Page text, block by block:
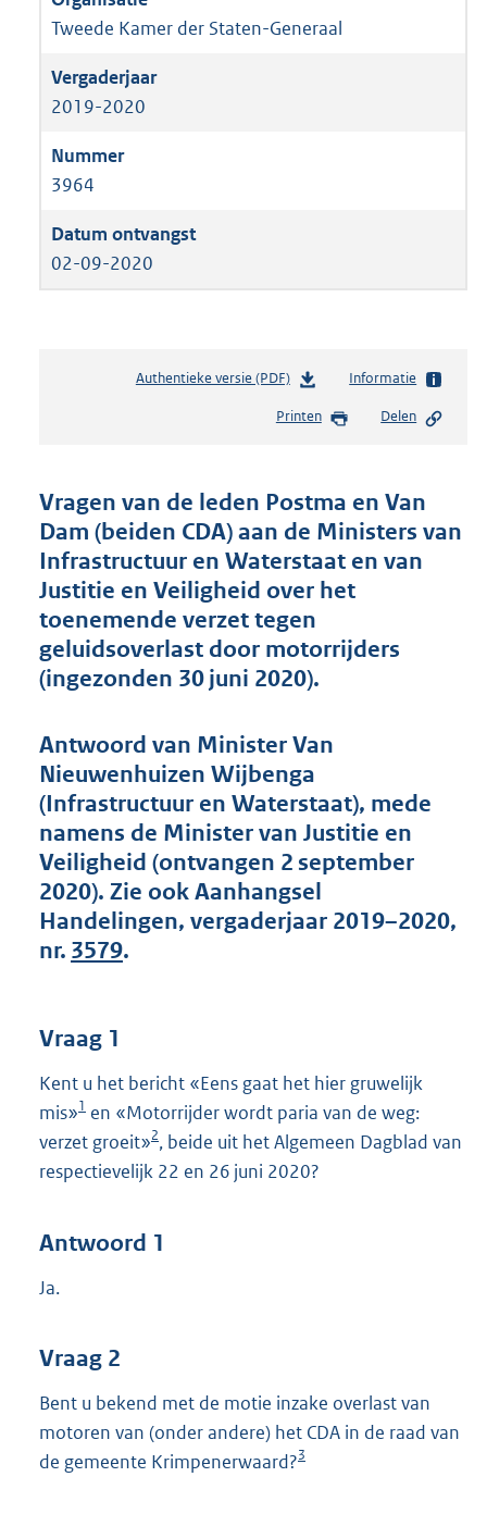
Tweede Kamer der Staten-Generaal
2019-2020
3964
02-09-2020
Authentieke versie (PDF)b
s
d
s
g
r
o
t
t
6
0
K
b
Informatie
Printen Delen
Vragen van de leden Postma en Van
Dam (beiden CDA) aan de Ministers van
Infrastructuur en Waterstaat en van
Justitie en Veiligheid over het
toenemende verzet tegen
geluidsoverlast door motorrijders
(ingezonden 30 juni 2020).
Antwoord van Minister Van
Nieuwenhuizen Wijbenga
(Infrastructuur en Waterstaat), mede
namens de Minister van Justitie en
Veiligheid (ontvangen 2 september
2020). Zie ook Aanhangsel
Handelingen, vergaderjaar 2019–2020,
nr. 3579.
Vraag 1
Kent u het bericht «Eens gaat het hier gruwelijk
mis»1 en «Motorrijder wordt paria van de weg:
verzet groeit»2, beide uit het Algemeen Dagblad van
respectievelijk 22 en 26 juni 2020?
Antwoord 1
Ja.
Vraag 2
Bent u bekend met de motie inzake overlast van
motoren van (onder andere) het CDA in de raad van
de gemeente Krimpenerwaard?3